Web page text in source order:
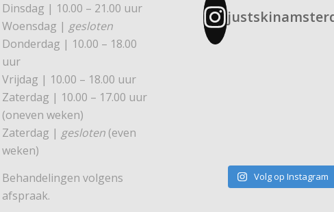
Dinsdag | 10.00 – 21.00 uur
Woensdag | gesloten
Donderdag | 10.00 – 18.00
uur
Vrijdag | 10.00 – 18.00 uur
Zaterdag | 10.00 – 17.00 uur
(oneven weken)
Zaterdag | gesloten (even
weken)
Behandelingen volgens
afspraak.
Volg op Instagram